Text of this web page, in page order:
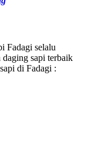
Fadagi selalu
sapi terbaik
di Fadagi :